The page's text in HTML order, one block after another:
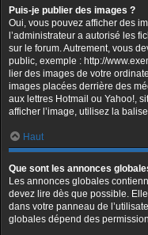
Puis-je publier des images ?
Oui, vous pouvez afficher des
l’administrateur a autorisé les
sur le forum. Autrement, vous
public, exemple : http://
lier des images de votre
images placées derrière des
aux lettres Hotmail ou Yahoo!,
afficher l’image, utilisez la
Haut
Que sont les annonces
Les annonces globales
devez lire dès que possible.
dans votre panneau de
globales dépend des